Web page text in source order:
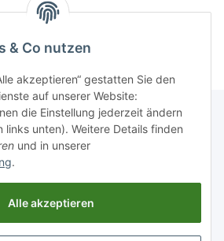
& Co nutzen
akzeptieren“ gestatten Sie den
auf unserer Website:
die Einstellung jederzeit ändern
links unten). Weitere Details finden
und in unserer
.
Alle akzeptieren